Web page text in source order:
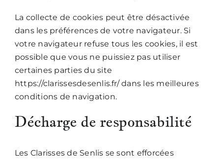
La collecte de cookies peut être désactivée
dans les préférences de votre navigateur. Si
votre navigateur refuse tous les cookies, il est
possible que vous ne puissiez pas utiliser
certaines parties du site
https://clarissesdesenlis.fr/ dans les meilleures
conditions de navigation.
Décharge de responsabilité
Les Clarisses de Senlis se sont efforcées